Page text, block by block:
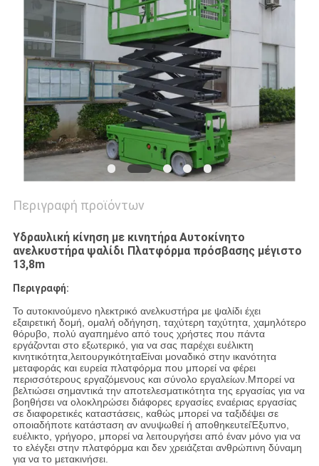
Περιγραφή προϊόντων
Υδραυλική κίνηση με κινητήρα Αυτοκίνητο
ανελκυστήρα ψαλίδι Πλατφόρμα πρόσβασης μέγιστο
13,8m
Περιγραφή:
Το αυτοκινούμενο ηλεκτρικό ανελκυστήρα με ψαλίδι έχει
εξαιρετική δομή, ομαλή οδήγηση, ταχύτερη ταχύτητα, χαμηλότερο
θόρυβο, πολύ αγαπημένο από τους χρήστες που πάντα
εργάζονται στο εξωτερικό, για να σας παρέχει ευέλικτη
κινητικότητα,λειτουργικότηταΕίναι μοναδικό στην ικανότητα
μεταφοράς και ευρεία πλατφόρμα που μπορεί να φέρει
περισσότερους εργαζόμενους και σύνολο εργαλείων.Μπορεί να
βελτιώσει σημαντικά την αποτελεσματικότητα της εργασίας για να
βοηθήσει να ολοκληρώσει διάφορες εργασίες εναέριας εργασίας
σε διαφορετικές καταστάσεις, καθώς μπορεί να ταξιδέψει σε
οποιαδήποτε κατάσταση αν ανυψωθεί ή αποθηκευτείΈξυπνο,
ευέλικτο, γρήγορο, μπορεί να λειτουργήσει από έναν μόνο για να
το ελέγξει στην πλατφόρμα και δεν χρειάζεται ανθρώπινη δύναμη
για να το μετακινήσει.